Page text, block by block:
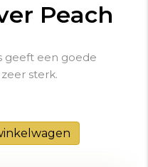
Peach
geeft een goede
sterk.